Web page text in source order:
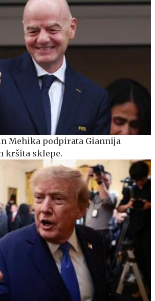
Mehika podpirata Giannija
kršita sklepe.